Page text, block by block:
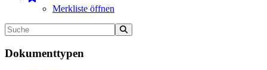
Merkliste öffnen
Dokumenttypen